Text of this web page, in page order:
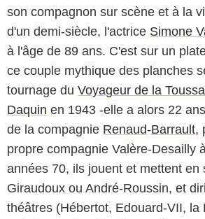
son compagnon sur scène et à la
d'un demi-siècle, l'actrice Simone
à l'âge de 89 ans. C'est sur un
ce couple mythique des planches
tournage du Voyageur de la
Daquin en 1943 -elle a alors 22
de la compagnie Renaud-Barrault,
propre compagnie Valère-Desailly
années 70, ils jouent et mettent en
Giraudoux ou André-Roussin, et
théâtres (Hébertot, Edouard-VII, la